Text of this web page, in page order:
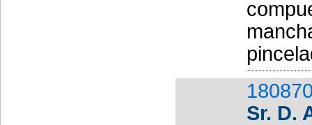
Sr. D.